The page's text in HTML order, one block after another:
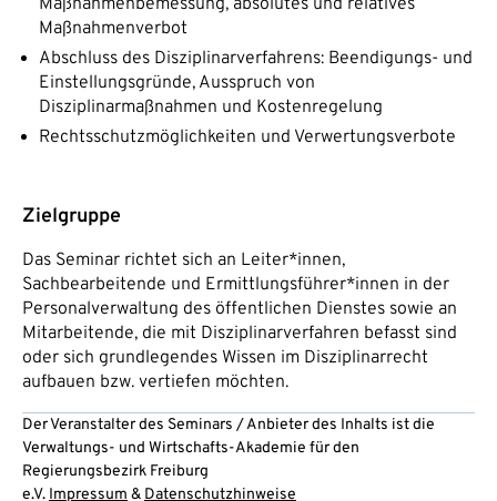
Maßnahmenverbot
Abschluss des Disziplinarverfahrens: Beendigungs- und
Einstellungsgründe, Ausspruch von
Disziplinarmaßnahmen und Kostenregelung
Rechtsschutzmöglichkeiten und Verwertungsverbote
Zielgruppe
Das Seminar richtet sich an Leiter*innen,
Sachbearbeitende und Ermittlungsführer*innen in der
Personalverwaltung des öffentlichen Dienstes sowie an
Mitarbeitende, die mit Disziplinarverfahren befasst sind
oder sich grundlegendes Wissen im Disziplinarrecht
aufbauen bzw. vertiefen möchten.
Der Veranstalter des Seminars / Anbieter des Inhalts ist die
Verwaltungs- und Wirtschafts-Akademie für den
Regierungsbezirk Freiburg
e.V. Impressum & Datenschutzhinweise